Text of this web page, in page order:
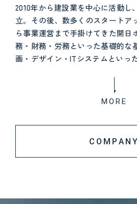
2010年から建設業を中心に活動し
立。その後、数多くのスタートア
ら事業運営まで手掛けてきた開日
務・財務・労務といった基礎的な
画・デザイン・ITシステムといっ
MORE
COMPANY